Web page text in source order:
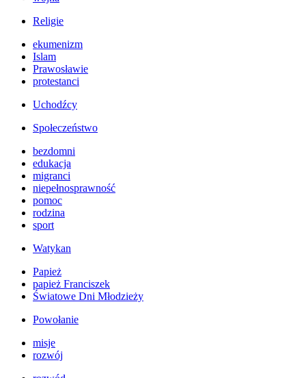
Religie
ekumenizm
Islam
Prawosławie
protestanci
Uchodźcy
Społeczeństwo
bezdomni
edukacja
migranci
niepełnosprawność
pomoc
rodzina
sport
Watykan
Papież
papież Franciszek
Światowe Dni Młodzieży
Powołanie
misje
rozwój